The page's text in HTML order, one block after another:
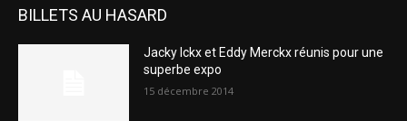
BILLETS AU HASARD
Jacky Ickx et Eddy Merckx réunis pour une
superbe expo
15 décembre 2014